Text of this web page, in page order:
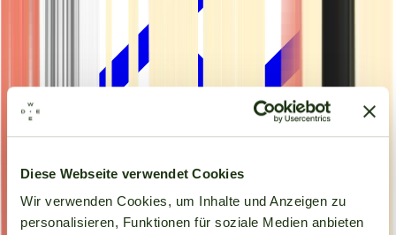
Diese Webseite verwendet Cookies
Wir verwenden Cookies, um Inhalte und Anzeigen zu
personalisieren, Funktionen für soziale Medien anbieten